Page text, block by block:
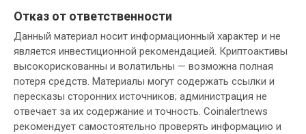
Отказ от ответственности
Данный материал носит информационный характер и не
является инвестиционной рекомендацией. Криптоактивы
высокорискованны и волатильны — возможна полная
потеря средств. Материалы могут содержать ссылки и
пересказы сторонних источников; администрация не
отвечает за их содержание и точность. Coinalertnews
рекомендует самостоятельно проверять информацию и